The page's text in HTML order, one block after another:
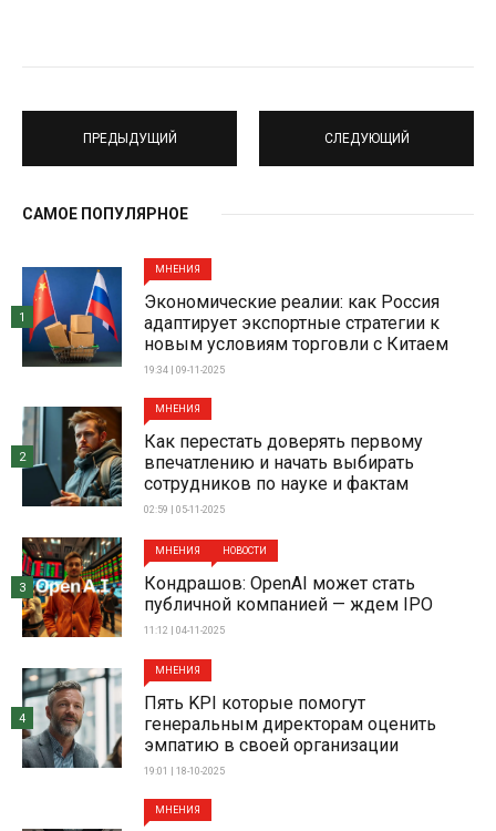
ПРЕДЫДУЩИЙ СЛЕДУЮЩИЙ
САМОЕ ПОПУЛЯРНОЕ
МНЕНИЯ
Экономические реалии: как Россия
адаптирует экспортные стратегии к
новым условиям торговли с Китаем
19:34 | 09-11-2025
1
МНЕНИЯ
Как перестать доверять первому
впечатлению и начать выбирать
сотрудников по науке и фактам
02:59 | 05-11-2025
2
МНЕНИЯ НОВОСТИ
Кондрашов: OpenAI может стать
публичной компанией — ждем IPO
11:12 | 04-11-2025
3
МНЕНИЯ
Пять KPI которые помогут
генеральным директорам оценить
эмпатию в своей организации
19:01 | 18-10-2025
4
МНЕНИЯ